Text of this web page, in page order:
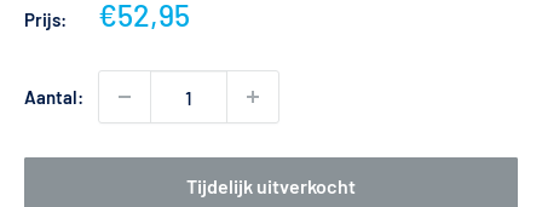
Prijs:
Actieprijs
€52,95
Aantal:
Tijdelijk uitverkocht